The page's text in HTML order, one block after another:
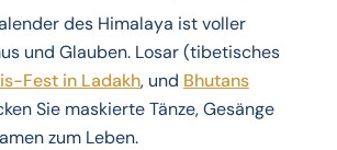
des Himalaya ist voller
und Glauben. Losar (tibetisches
Fest in Ladakh, und Bhutans
Sie maskierte Tänze, Gesänge
zum Leben.